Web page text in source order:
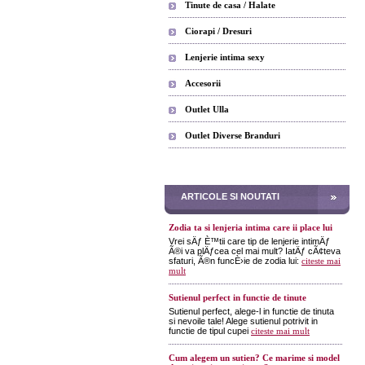
Tinute de casa / Halate
Ciorapi / Dresuri
Lenjerie intima sexy
Accesorii
Outlet Ulla
Outlet Diverse Branduri
ARTICOLE SI NOUTATI
Zodia ta si lenjeria intima care ii place lui
Vrei sÄƒ È™tii care tip de lenjerie intimÄƒ
Ã®i va plÄƒcea cel mai mult? IatÄƒ cÃ¢teva
sfaturi, Ã®n funcÈ›ie de zodia lui: citeste mai
mult
Sutienul perfect in functie de tinute
Sutienul perfect, alege-l in functie de tinuta
si nevoile tale! Alege sutienul potrivit in
functie de tipul cupei citeste mai mult
Cum alegem un sutien? Ce marime si model